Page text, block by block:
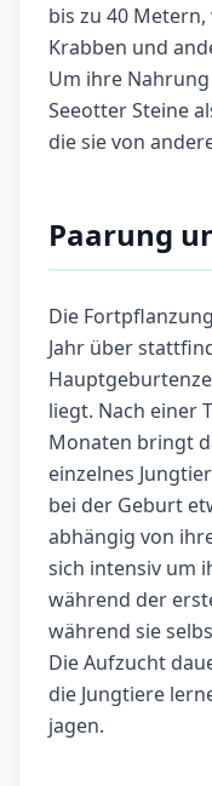
bis zu 40
Krabben und
Um ihre
Seeotter Steine
die sie von
Paarung
Die
Jahr über
liegt. Nach einer
Monaten bringt
einzelnes
bei der Geburt
abhängig von
sich intensiv um
während der
während sie
Die Aufzucht
die Jungtiere
jagen.